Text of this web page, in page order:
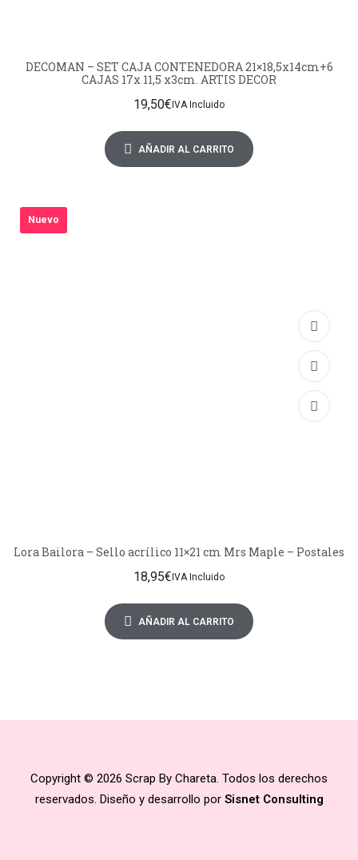
DECOMAN – SET CAJA CONTENEDORA 21×18,5x14cm+6
CAJAS 17x 11,5 x3cm. ARTIS DECOR
19,50€IVA Incluido
AÑADIR AL CARRITO
Nuevo
Lora Bailora – Sello acrílico 11×21 cm Mrs Maple – Postales
18,95€IVA Incluido
AÑADIR AL CARRITO
Copyright © 2026 Scrap By Chareta. Todos los derechos
reservados. Diseño y desarrollo por Sisnet Consulting